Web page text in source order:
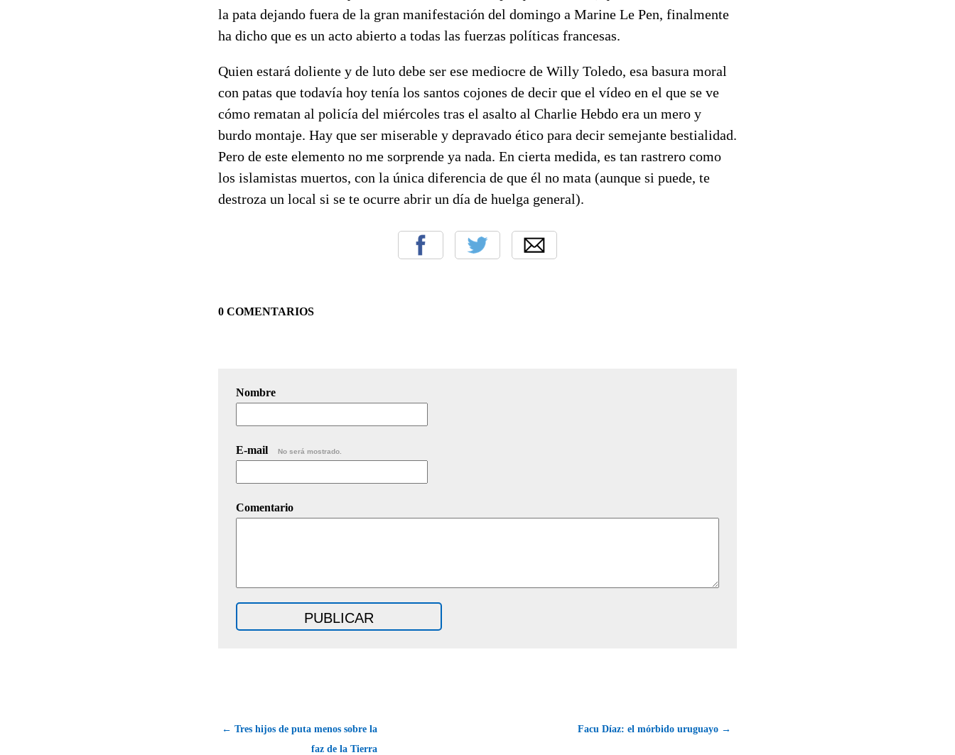
la pata dejando fuera de la gran manifestación del domingo a Marine Le Pen, finalmente
ha dicho que es un acto abierto a todas las fuerzas políticas francesas.
Quien estará doliente y de luto debe ser ese mediocre de Willy Toledo, esa basura moral
con patas que todavía hoy tenía los santos cojones de decir que el vídeo en el que se ve
cómo rematan al policía del miércoles tras el asalto al Charlie Hebdo era un mero y
burdo montaje. Hay que ser miserable y depravado ético para decir semejante bestialidad.
Pero de este elemento no me sorprende ya nada. En cierta medida, es tan rastrero como
los islamistas muertos, con la única diferencia de que él no mata (aunque si puede, te
destroza un local si se te ocurre abrir un día de huelga general).
0 COMENTARIOS
Nombre
E-mail No será mostrado.
Comentario
← Tres hijos de puta menos sobre la
faz de la Tierra
Facu Díaz: el mórbido uruguayo →